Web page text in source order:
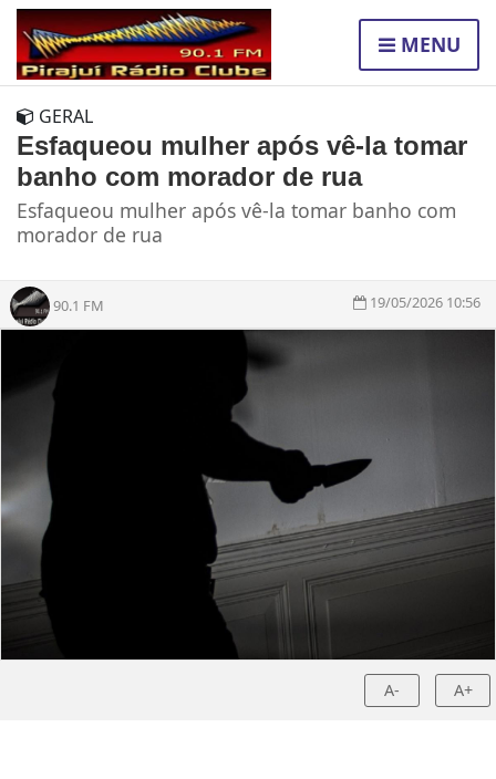
MENU
GERAL
Esfaqueou mulher após vê-la tomar
banho com morador de rua
Esfaqueou mulher após vê-la tomar banho com
morador de rua
90.1 FM 19/05/2026 10:56
A- A+